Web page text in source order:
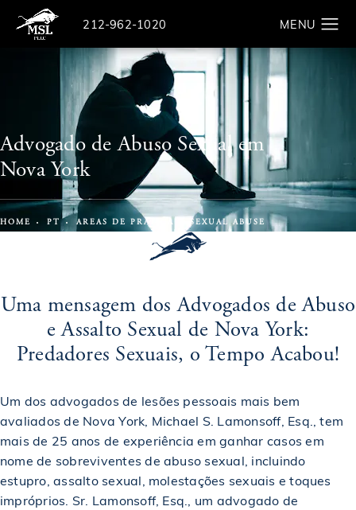
Give The Law Offices of Michael S. Lamonsoff a
212-962-1020 Search
Advogado de Abuso Sexual em
Nova York
HOME PT AREAS DE PRATICA SEXUAL ABUSE
Uma mensagem dos Advogados de Abuso
e Assalto Sexual de Nova York:
Predadores Sexuais, o Tempo Acabou!
Um dos advogados de lesões pessoais mais bem
avaliados de Nova York, Michael S. Lamonsoff, Esq., tem
mais de 25 anos de experiência em ganhar casos em
nome de sobreviventes de abuso sexual, incluindo
estupro, assalto sexual, molestações sexuais e toques
impróprios. Sr. Lamonsoff, Esq., um advogado de